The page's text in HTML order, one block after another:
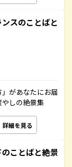
スのことばと
があなたにお届
しの絶景集
詳細を見る
ことばと絶景